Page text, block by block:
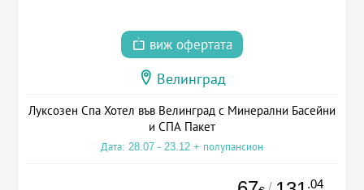
виж офертата
Велинград
Луксозен Спа Хотел във Велинград с Минерални Басейни
и СПА Пакет
Дата: 28.07 - 23.12 + полупансион
.04